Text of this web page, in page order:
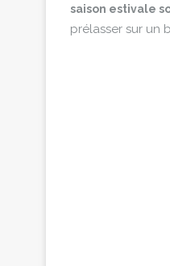
saison estivale
prélasser sur un